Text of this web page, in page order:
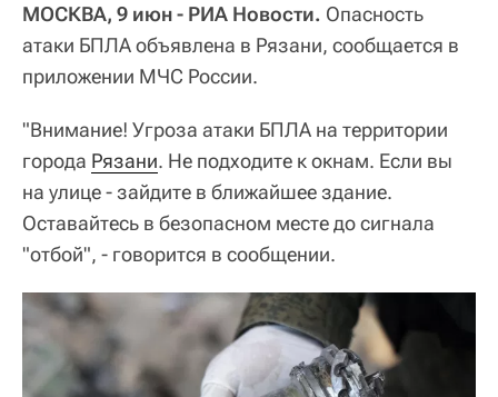
МОСКВА, 9 июн - РИА Новости. Опасность
атаки БПЛА объявлена в Рязани, сообщается в
приложении МЧС России.
"Внимание! Угроза атаки БПЛА на территории
города Рязани. Не подходите к окнам. Если вы
на улице - зайдите в ближайшее здание.
Оставайтесь в безопасном месте до сигнала
"отбой", - говорится в сообщении.